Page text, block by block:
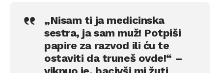
„Nisam ti ja medicinska
sestra, ja sam muž! Potpiši
papire za razvod ili ću te
ostaviti da truneš ovde!“ –